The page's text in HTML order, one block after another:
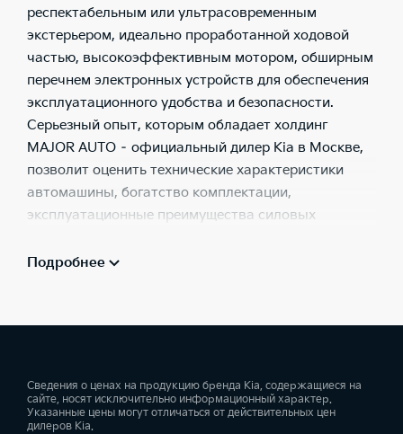
респектабельным или ультрасовременным
экстерьером, идеально проработанной ходовой
частью, высокоэффективным мотором, обширным
перечнем электронных устройств для обеспечения
эксплуатационного удобства и безопасности.
Серьезный опыт, которым обладает холдинг
MAJOR AUTO – официальный дилер Kia в Москве,
позволит оценить технические характеристики
автомашины, богатство комплектации,
эксплуатационные преимущества силовых
людей. Только в этой ситуации покупатель может
будет предоставлена грамотная консультация и
исключен весь комплекс юридических и
финансовых рисков, часто сопутствующих
Подробнее
Сведения о ценах на продукцию бренда Kia, содержащиеся на
сайте, носят исключительно информационный характер.
Указанные цены могут отличаться от действительных цен
дилеров Kia.